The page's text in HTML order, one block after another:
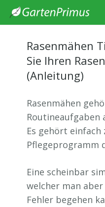
Rasenmähen
Sie Ihren
(Anleitung)
Rasenmähen
Routineaufgaben
Es gehört einfach
Pflegeprogramm
Eine scheinbar
welcher man
Fehler begehen